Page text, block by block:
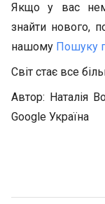
Якщо у вас
знайти нового,
нашому Пошуку
Світ стає все
Автор: Наталія
Google Україна